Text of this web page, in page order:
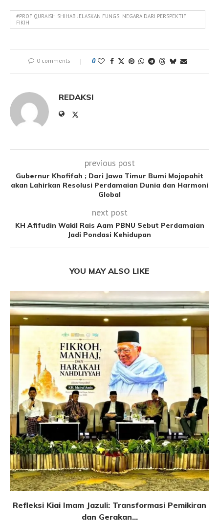
#PROF QURAISH SHIHAB JELASKAN FUNGSI NEGARA DARI PERSPEKTIF
FIKIH
0 comments 0
REDAKSI
previous post
Gubernur Khofifah ; Dari Jawa Timur Bumi Mojopahit
akan Lahirkan Resolusi Perdamaian Dunia dan Harmoni
Global
next post
KH Afifudin Wakil Rais Aam PBNU Sebut Perdamaian
Jadi Pondasi Kehidupan
YOU MAY ALSO LIKE
Refleksi Kiai Imam Jazuli: Transformasi Pemikiran
dan Gerakan...